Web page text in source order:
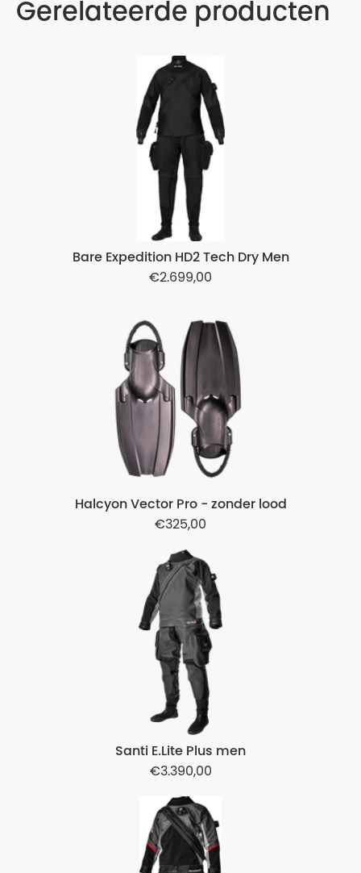
Gerelateerde producten
Bare Expedition HD2 Tech Dry Men
2.699,00
Halcyon Vector Pro - zonder lood
325,00
Santi E.Lite Plus men
3.390,00